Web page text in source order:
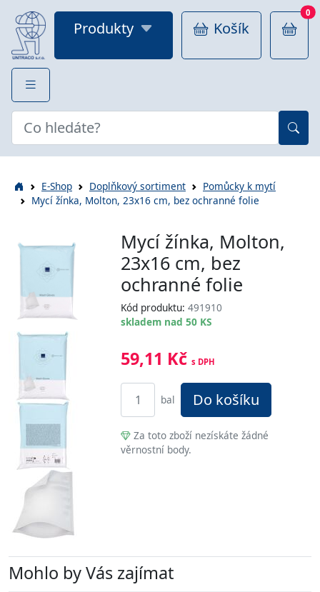
Produkty Košík
0
E-Shop Doplňkový sortiment
Pomůcky k mytí
Mycí žínka, Molton, 23x16 cm, bez ochranné folie
Mycí žínka, Molton,
23x16 cm, bez
ochranné folie
Kód produktu:491910
skladem nad 50 KS
59,11 Kčs DPH
bal Do košíku
Za toto zboží nezískáte žádné
věrnostní body.
Mohlo by Vás zajímat